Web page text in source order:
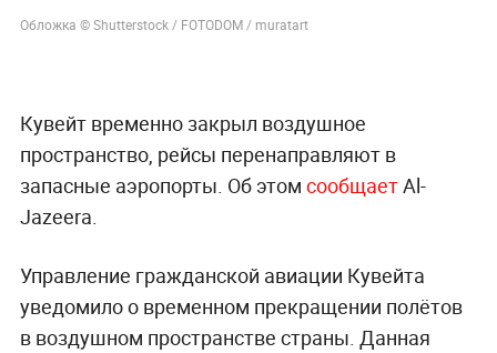
Обложка © Shutterstock / FOTODOM / muratart
Кувейт временно закрыл воздушное
пространство, рейсы перенаправляют в
запасные аэропорты. Об этом сообщаетAl-
Jazeera.
Управление гражданской авиации Кувейта
уведомило о временном прекращении полётов
в воздушном пространстве страны. Данная